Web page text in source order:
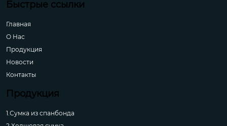
Быстрые ссылки
Главная
О Hас
Продукция
Новости
Контакты
Продукция
1.Сумка из спанбонда